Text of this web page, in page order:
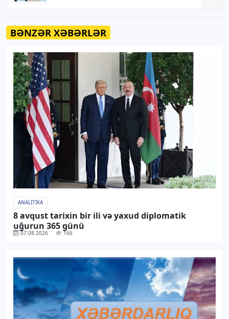
BƏNZƏR XƏBƏRLƏR
ANALITIKA
8 avqust tarixin bir ili və yaxud diplomatik
uğurun 365 günü
07.08.2026 166